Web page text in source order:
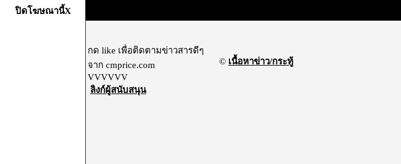
กด like เพื่อติดตามข่าวสารดีๆ
จาก cmprice.com
VVVVVV
ลิงก์ผู้สนับสนุน
© เนื้อหาข่าว/กระทู้
ปิดโฆษณานี้X